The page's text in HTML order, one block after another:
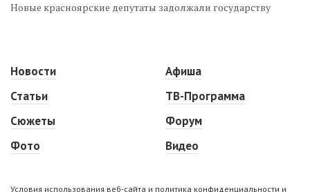
Новые красноярские депутаты задолжали государству
Новости
Статьи
Сюжеты
Фото
Афиша
ТВ-Программа
Форум
Видео
Условия использования веб-сайта и политика конфиденциальности и